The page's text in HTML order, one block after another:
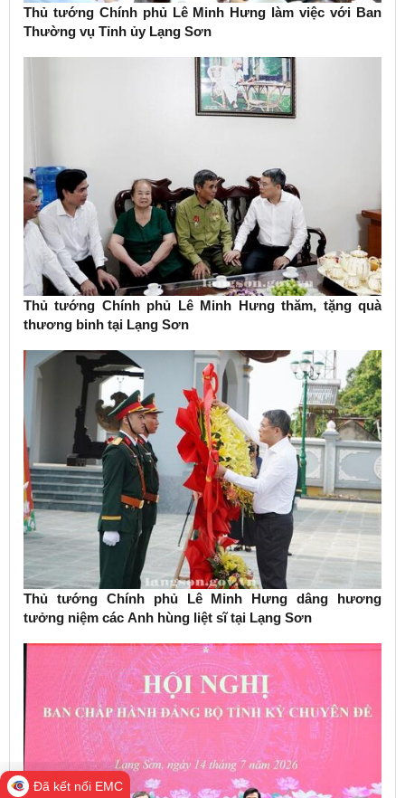
Thủ tướng Chính phủ Lê Minh Hưng làm việc với Ban
Thường vụ Tỉnh ủy Lạng Sơn
Thủ tướng Chính phủ Lê Minh Hưng thăm, tặng quà
thương binh tại Lạng Sơn
Thủ tướng Chính phủ Lê Minh Hưng dâng hương
tưởng niệm các Anh hùng liệt sĩ tại Lạng Sơn
Đã kết nối EMC